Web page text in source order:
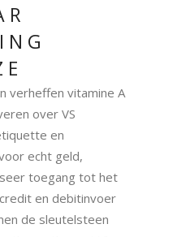
verheffen vitamine A
over VS
en
echt geld,
toegang tot het
en debitinvoer
de sleutelsteen